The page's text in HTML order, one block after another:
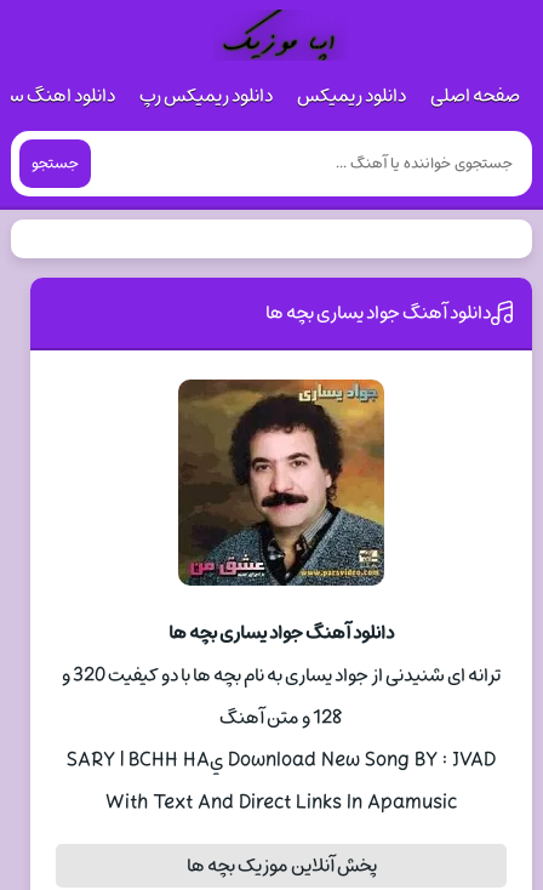
صفحه اصلی دانلود ریمیکس دانلود ریمیکس رپ دانلود اهنگ
جستجو
دانلود آهنگ جواد يساری بچه ها
دانلود آهنگ جواد يساری بچه ها
ترانه ای شنیدنی از جواد يساری به نام بچه ها با دو کیفیت 320 و
128 و متن آهنگ
Download New Song BY : JVAD يSARY | BCHH HA
With Text And Direct Links In Apamusic
پخش آنلاین موزیک بچه ها